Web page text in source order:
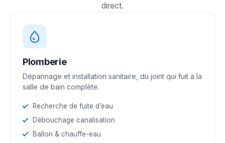
direct.
Plomberie
Dépannage et installation sanitaire, du joint qui fuit à la
salle de bain complète.
Recherche de fuite d’eau
Débouchage canalisation
Ballon & chauffe-eau